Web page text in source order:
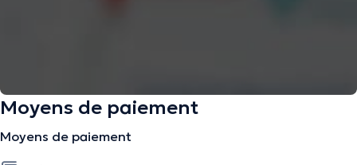
Moyens de paiement
Moyens de paiement